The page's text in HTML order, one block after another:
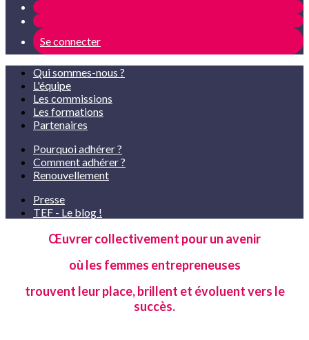
Se connecter
Qui sommes-nous ?
L'équipe
Les commissions
Les formations
Partenaires
Pourquoi adhérer ?
Comment adhérer ?
Renouvellement
Presse
TEF - Le blog !
Œuvrer collectivement pour un avenir
où les femmes entrepreneuses
trouvent leur place, brillent et évoluent vers le
succès.